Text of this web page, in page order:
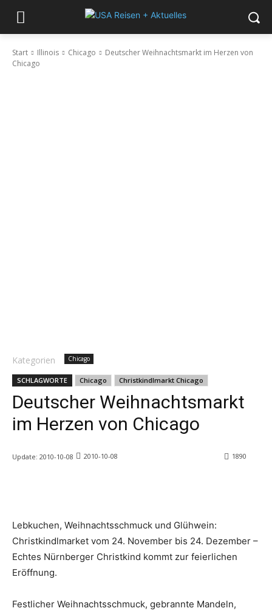
Start Illinois Chicago
Deutscher Weihnachtsmarkt im Herzen von
Chicago
Kategorien Chicago
SCHLAGWORTE Chicago Christkindlmarkt Chicago
Deutscher Weihnachtsmarkt
im Herzen von Chicago
Update: 2010-10-08 2010-10-08 1890
Lebkuchen, Weihnachtsschmuck und Glühwein:
Christkindlmarket vom 24. November bis 24. Dezember –
Echtes Nürnberger Christkind kommt zur feierlichen
Eröffnung.
Festlicher Weihnachtsschmuck, gebrannte Mandeln,